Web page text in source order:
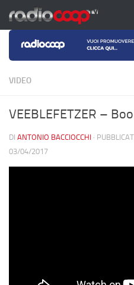
Salta al contenuto
VIDEO
VEEBLEFETZER –
DI ANTONIO BACCIOCCHI ·
03/04/2017